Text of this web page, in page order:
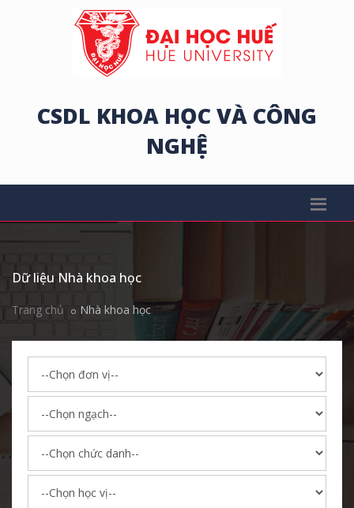
CSDL KHOA HỌC VÀ CÔNG
NGHỆ
Dữ liệu Nhà khoa học
Trang chủ Nhà khoa học